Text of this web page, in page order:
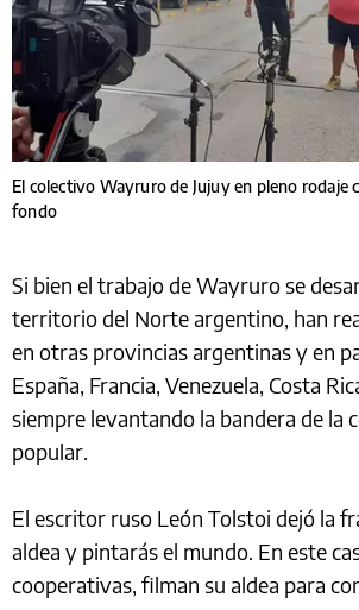
El colectivo Wayruro de Jujuy en pleno rodaje
fondo
Si bien el trabajo de Wayruro se
territorio del Norte argentino, han
en otras provincias argentinas y en
España, Francia, Venezuela, Costa
siempre levantando la bandera de la
popular.
El escritor ruso León Tolstoi dejó la
aldea y pintarás el mundo. En este
cooperativas, filman su aldea para